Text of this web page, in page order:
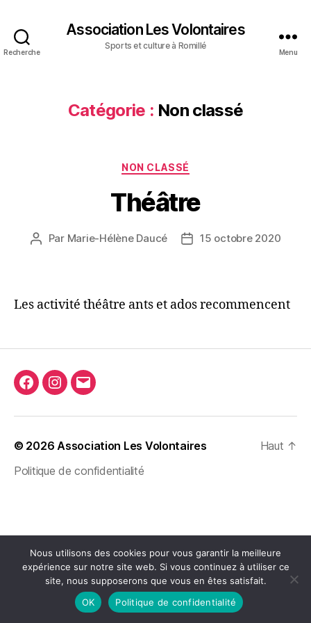
Recherche
Association Les Volontaires
Sports et culture à Romillé
Menu
Catégorie : Non classé
Catégories
NON CLASSÉ
Théâtre
Auteur
Par Marie-Hélène Daucé
Date15 octobre 2020
Les activité théâtre ants et ados recommencent
Facebook
Instagram
E-
© 2026Association Les Volontaires
Politique de confidentialité
Haut ↑
Nous utilisons des cookies pour vous garantir la meilleure
expérience sur notre site web. Si vous continuez à utiliser ce
site, nous supposerons que vous en êtes satisfait.
OK
Politique de confidentialité